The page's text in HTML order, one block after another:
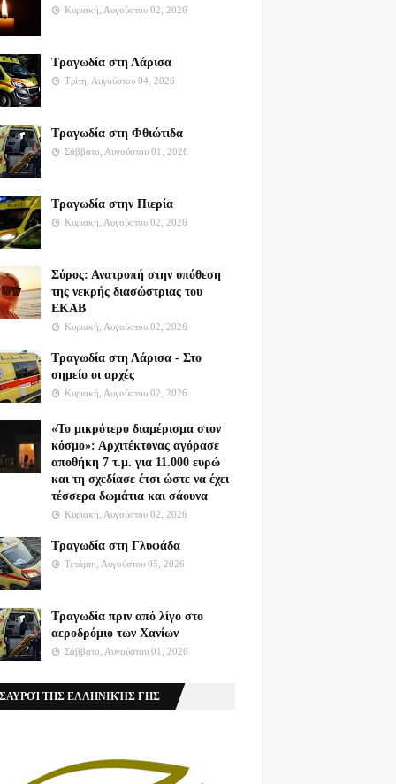
Κυριακή, Αυγούστου 02, 2026
Τραγωδία στη Λάρισα
Τρίτη, Αυγούστου 04, 2026
Τραγωδία στη Φθιώτιδα
Σάββατο, Αυγούστου 01, 2026
Τραγωδία στην Πιερία
Κυριακή, Αυγούστου 02, 2026
Σύρος: Ανατροπή στην υπόθεση
της νεκρής διασώστριας του
ΕΚΑΒ
Κυριακή, Αυγούστου 02, 2026
Τραγωδία στη Λάρισα - Στο
σημείο οι αρχές
Κυριακή, Αυγούστου 02, 2026
«Το μικρότερο διαμέρισμα στον
κόσμο»: Αρχιτέκτονας αγόρασε
αποθήκη 7 τ.μ. για 11.000 ευρώ
και τη σχεδίασε έτσι ώστε να έχει
τέσσερα δωμάτια και σάουνα
Κυριακή, Αυγούστου 02, 2026
Τραγωδία στη Γλυφάδα
Τετάρτη, Αυγούστου 05, 2026
Τραγωδία πριν από λίγο στο
αεροδρόμιο των Χανίων
Σάββατο, Αυγούστου 01, 2026
ΤΗΣ ΕΛΛΗΝΙΚΉΣ ΓΗΣ